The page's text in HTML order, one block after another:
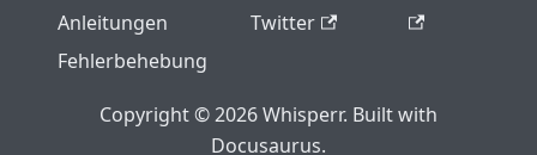
Anleitungen
Fehlerbehebung
Twitter
Copyright © 2026 Whisperr. Built with
Docusaurus.